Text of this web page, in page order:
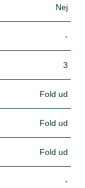
Nej
-
3
Fold ud
Fold ud
Fold ud
-